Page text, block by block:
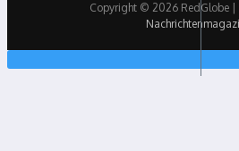
Copyright © 2026 RedGlobe |